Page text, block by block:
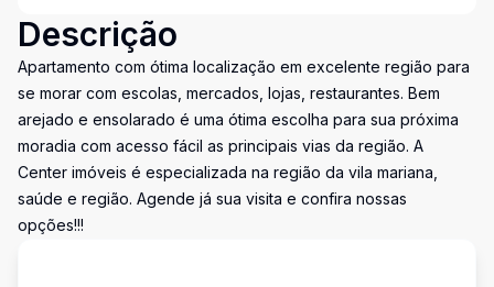
Descrição
Apartamento com ótima localização em excelente região para
se morar com escolas, mercados, lojas, restaurantes. Bem
arejado e ensolarado é uma ótima escolha para sua próxima
moradia com acesso fácil as principais vias da região. A
Center imóveis é especializada na região da vila mariana,
saúde e região. Agende já sua visita e confira nossas
opções!!!